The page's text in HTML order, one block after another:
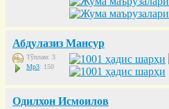
Абдулазиз Мансур
Тўплам: 3
Mp3: 150
Одилхон Исмоилов